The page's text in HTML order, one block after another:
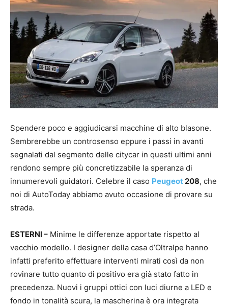
Spendere poco e aggiudicarsi macchine di alto blasone.
Sembrerebbe un controsenso eppure i passi in avanti
segnalati dal segmento delle citycar in questi ultimi anni
rendono sempre più concretizzabile la speranza di
innumerevoli guidatori. Celebre il caso Peugeot 208, che
noi di AutoToday abbiamo avuto occasione di provare su
strada.
ESTERNI – Minime le differenze apportate rispetto al
vecchio modello. I designer della casa d’Oltralpe hanno
infatti preferito effettuare interventi mirati così da non
rovinare tutto quanto di positivo era già stato fatto in
precedenza. Nuovi i gruppi ottici con luci diurne a LED e
fondo in tonalità scura, la mascherina è ora integrata